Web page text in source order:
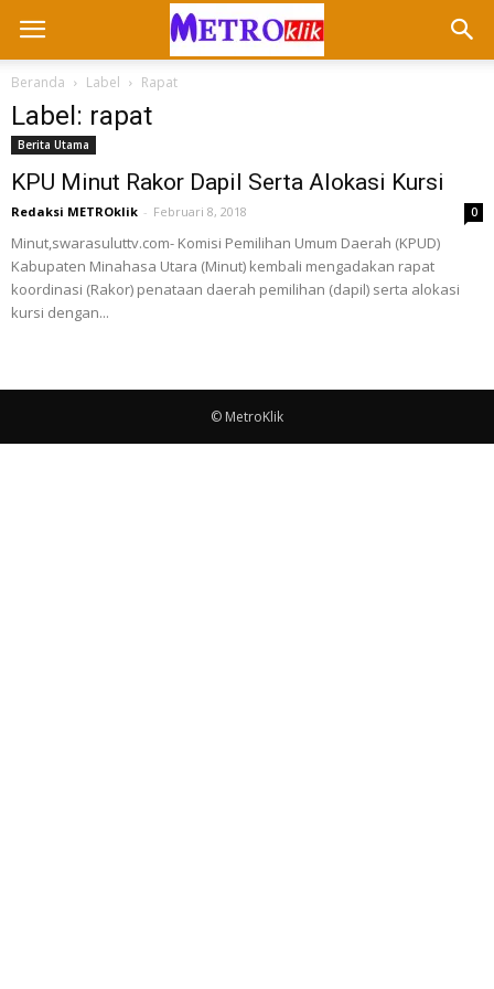
Beranda Label Rapat
Label: rapat
Berita Utama
KPU Minut Rakor Dapil Serta Alokasi Kursi
Redaksi METROklik - Februari 8, 2018 0
Minut,swarasuluttv.com- Komisi Pemilihan Umum Daerah (KPUD)
Kabupaten Minahasa Utara (Minut) kembali mengadakan rapat
koordinasi (Rakor) penataan daerah pemilihan (dapil) serta alokasi
kursi dengan...
© MetroKlik